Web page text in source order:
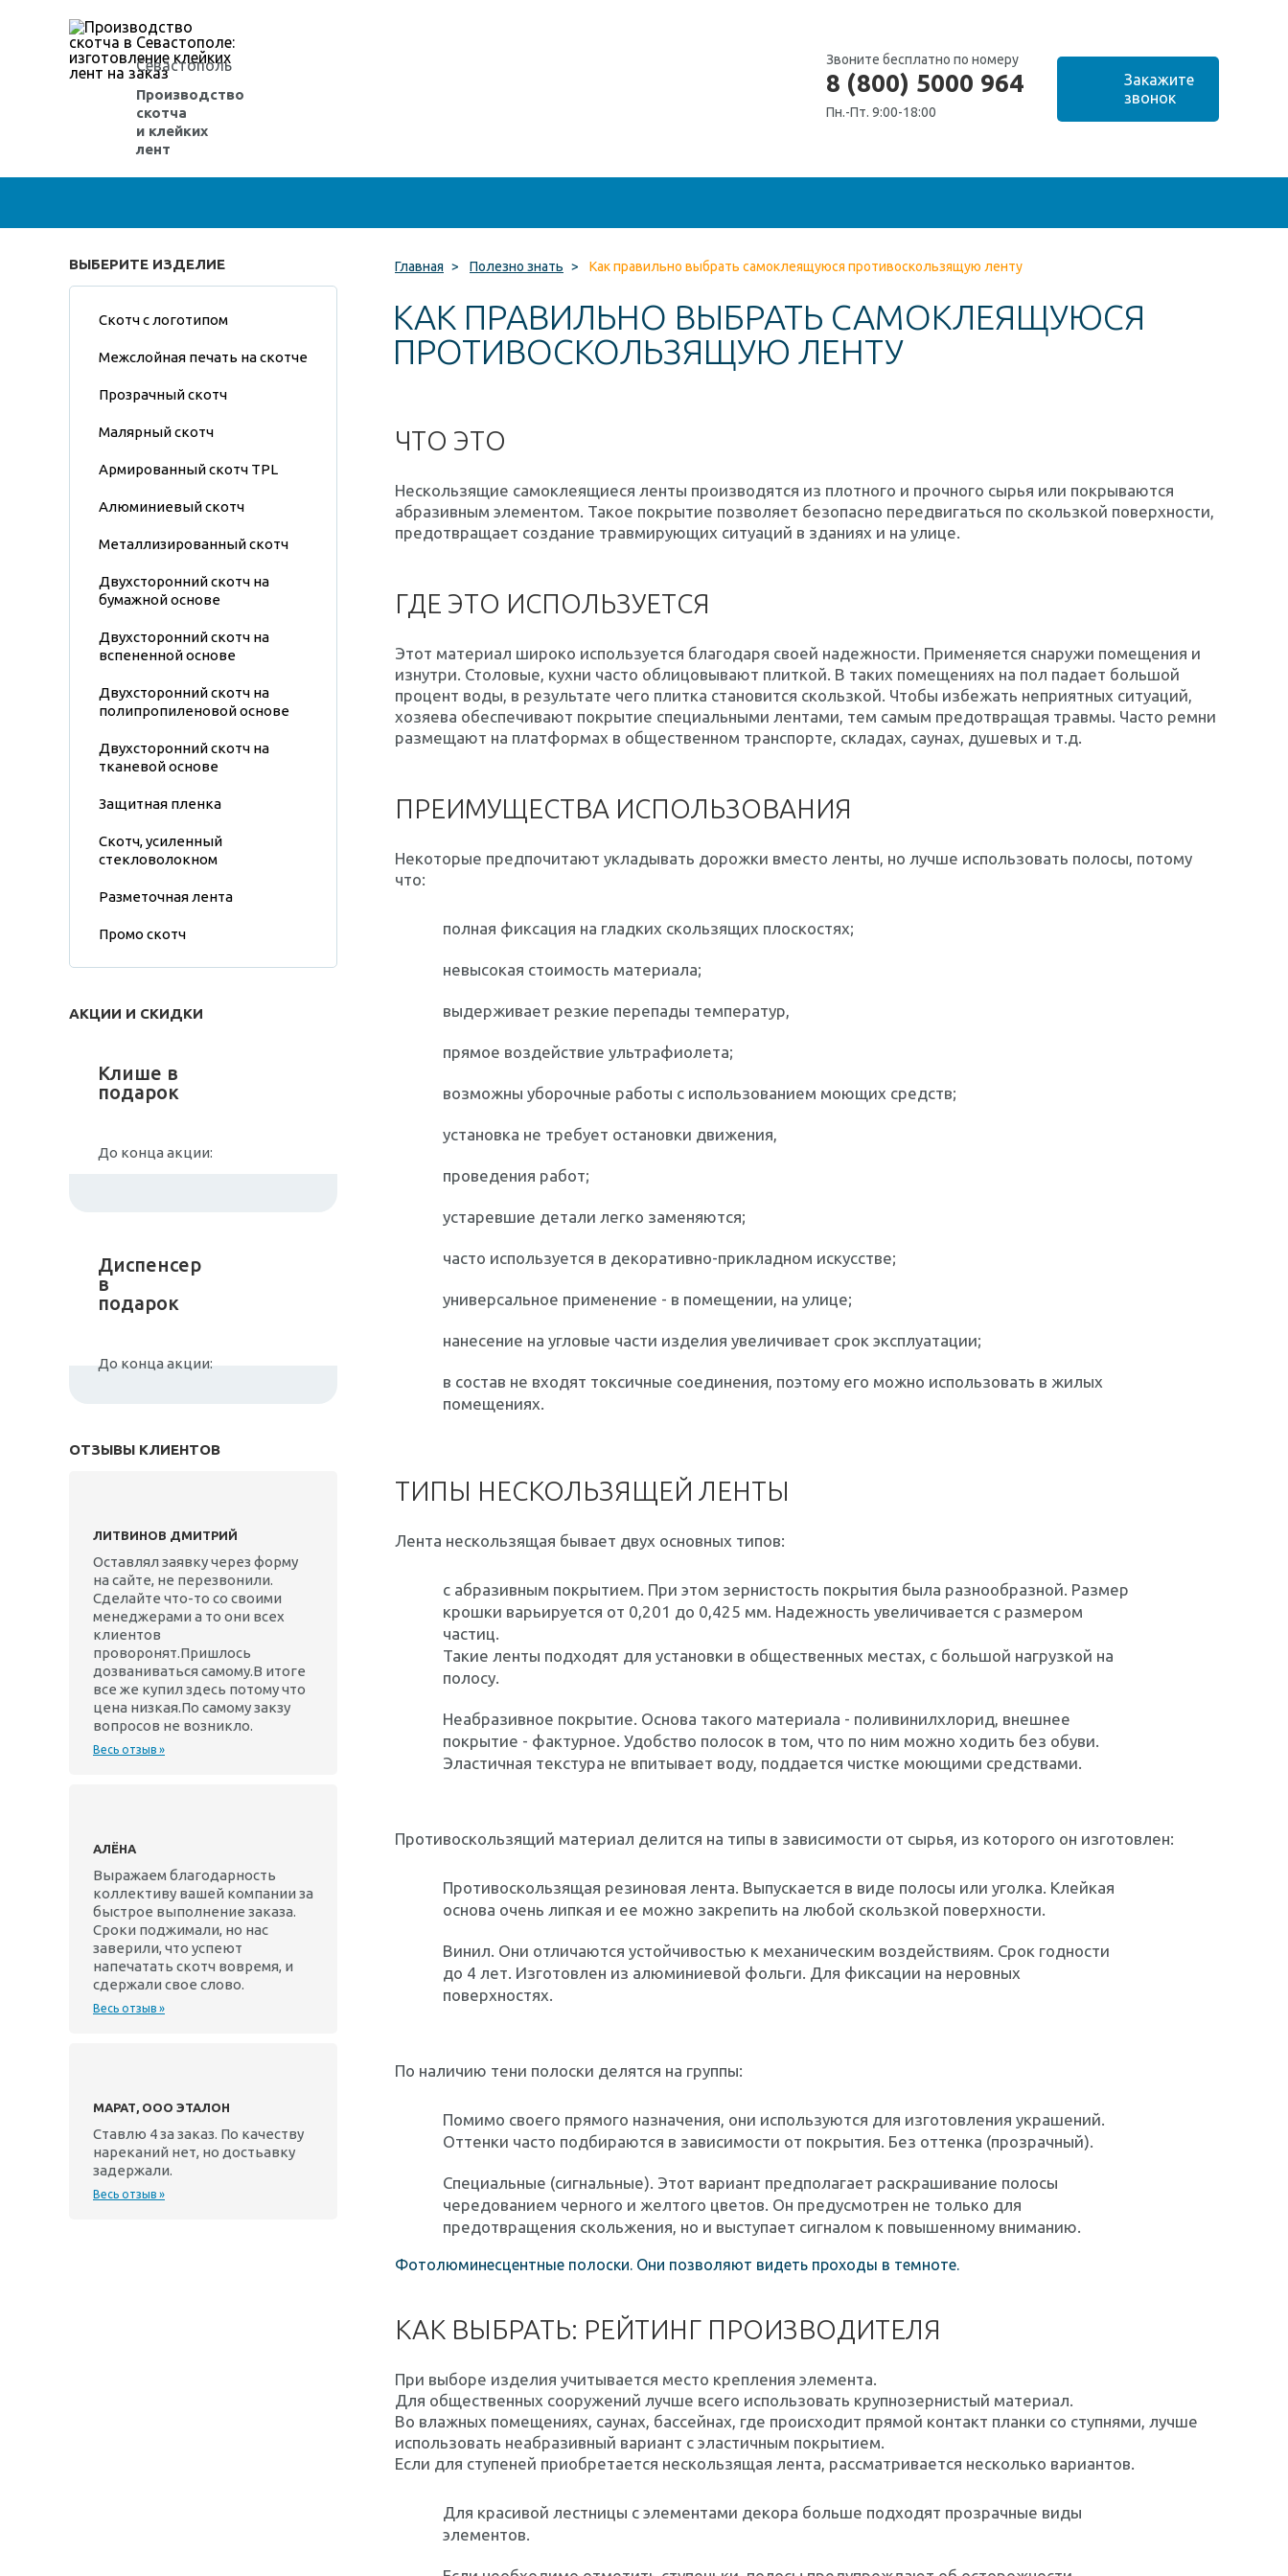
Севастополь
Производство
скотча
и клейких
лент
Звоните бесплатно по номеру
8 (800) 5000 964
Пн.-Пт. 9:00-18:00
ВЫБЕРИТЕ ИЗДЕЛИЕ
Скотч с логотипом
Межслойная печать на скотче
Прозрачный скотч
Малярный скотч
Армированный скотч TPL
Алюминиевый скотч
Металлизированный скотч
Двухсторонний скотч на
бумажной основе
Двухсторонний скотч на
вспененной основе
Двухсторонний скотч на
полипропиленовой основе
Двухсторонний скотч на
тканевой основе
Защитная пленка
Скотч, усиленный
стекловолокном
Разметочная лента
Промо скотч
АКЦИИ И СКИДКИ
Клише в
подарок
До конца акции:
Диспенсер
в
подарок
До конца акции:
ОТЗЫВЫ КЛИЕНТОВ
ЛИТВИНОВ ДМИТРИЙ
Оставлял заявку через форму
на сайте, не перезвонили.
Сделайте что-то со своими
менеджерами а то они всех
клиентов
проворонят.Пришлось
дозваниваться самому.В итоге
все же купил здесь потому что
цена низкая.По самому закзу
вопросов не возникло.
Весь отзыв »
АЛЁНА
Выражаем благодарность
коллективу вашей компании за
быстрое выполнение заказа.
Сроки поджимали, но нас
заверили, что успеют
напечатать скотч вовремя, и
сдержали свое слово.
Весь отзыв »
МАРАТ, ООО ЭТАЛОН
Ставлю 4 за заказ. По качеству
нареканий нет, но достьавку
задержали.
Весь отзыв »
Главная > Полезно знать > Как правильно выбрать самоклеящуюся противоскользящую ленту
КАК ПРАВИЛЬНО ВЫБРАТЬ САМОКЛЕЯЩУЮСЯ
ПРОТИВОСКОЛЬЗЯЩУЮ ЛЕНТУ
ЧТО ЭТО
Нескользящие самоклеящиеся ленты производятся из плотного и прочного сырья или покрываются
абразивным элементом. Такое покрытие позволяет безопасно передвигаться по скользкой поверхности,
предотвращает создание травмирующих ситуаций в зданиях и на улице.
ГДЕ ЭТО ИСПОЛЬЗУЕТСЯ
Этот материал широко используется благодаря своей надежности. Применяется снаружи помещения и
изнутри. Столовые, кухни часто облицовывают плиткой. В таких помещениях на пол падает большой
процент воды, в результате чего плитка становится скользкой. Чтобы избежать неприятных ситуаций,
хозяева обеспечивают покрытие специальными лентами, тем самым предотвращая травмы. Часто ремни
размещают на платформах в общественном транспорте, складах, саунах, душевых и т.д.
ПРЕИМУЩЕСТВА ИСПОЛЬЗОВАНИЯ
Некоторые предпочитают укладывать дорожки вместо ленты, но лучше использовать полосы, потому
что:
полная фиксация на гладких скользящих плоскостях;
невысокая стоимость материала;
выдерживает резкие перепады температур,
прямое воздействие ультрафиолета;
возможны уборочные работы с использованием моющих средств;
установка не требует остановки движения,
проведения работ;
устаревшие детали легко заменяются;
часто используется в декоративно-прикладном искусстве;
универсальное применение - в помещении, на улице;
нанесение на угловые части изделия увеличивает срок эксплуатации;
в состав не входят токсичные соединения, поэтому его можно использовать в жилых
помещениях.
ТИПЫ НЕСКОЛЬЗЯЩЕЙ ЛЕНТЫ
Лента нескользящая бывает двух основных типов:
с абразивным покрытием. При этом зернистость покрытия была разнообразной. Размер
крошки варьируется от 0,201 до 0,425 мм. Надежность увеличивается с размером
частиц.
Такие ленты подходят для установки в общественных местах, с большой нагрузкой на
полосу.
Неабразивное покрытие. Основа такого материала - поливинилхлорид, внешнее
покрытие - фактурное. Удобство полосок в том, что по ним можно ходить без обуви.
Эластичная текстура не впитывает воду, поддается чистке моющими средствами.
Противоскользящий материал делится на типы в зависимости от сырья, из которого он изготовлен:
Противоскользящая резиновая лента. Выпускается в виде полосы или уголка. Клейкая
основа очень липкая и ее можно закрепить на любой скользкой поверхности.
Винил. Они отличаются устойчивостью к механическим воздействиям. Срок годности
до 4 лет. Изготовлен из алюминиевой фольги. Для фиксации на неровных
поверхностях.
По наличию тени полоски делятся на группы:
Помимо своего прямого назначения, они используются для изготовления украшений.
Оттенки часто подбираются в зависимости от покрытия. Без оттенка (прозрачный).
Специальные (сигнальные). Этот вариант предполагает раскрашивание полосы
чередованием черного и желтого цветов. Он предусмотрен не только для
предотвращения скольжения, но и выступает сигналом к ​​повышенному вниманию.
Фотолюминесцентные полоски. Они позволяют видеть проходы в темноте.
КАК ВЫБРАТЬ: РЕЙТИНГ ПРОИЗВОДИТЕЛЯ
При выборе изделия учитывается место крепления элемента.
Для общественных сооружений лучше всего использовать крупнозернистый материал.
Во влажных помещениях, саунах, бассейнах, где происходит прямой контакт планки со ступнями, лучше
использовать неабразивный вариант с эластичным покрытием.
Если для ступеней приобретается нескользящая лента, рассматривается несколько вариантов.
Для красивой лестницы с элементами декора больше подходят прозрачные виды
элементов.